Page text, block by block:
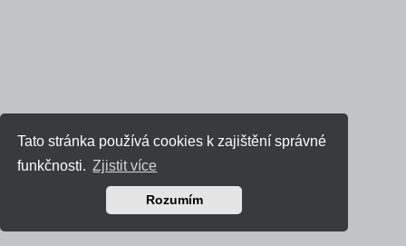
Tato stránka používá cookies k zajištění správné
funkčnosti. Zjistit více
Rozumím